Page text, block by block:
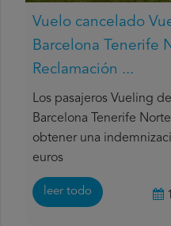
Vuelo cancelado
Barcelona Tenerife
Reclamación ...
Los pasajeros Vueling
Barcelona Tenerife
obtener una
euros
leer todo